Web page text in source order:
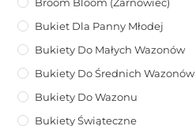
Bukiet Dla Panny Młodej
Bukiety Do Małych Wazonów
Bukiety Do Średnich Wazonów
Bukiety Do Wazonu
Bukiety Świąteczne